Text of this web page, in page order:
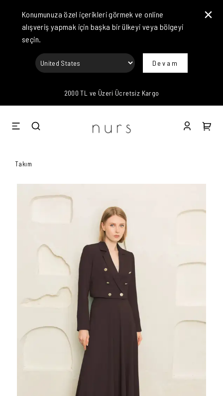
Konumunuza özel içerikleri görmek ve online
alışveriş yapmak için başka bir ülkeyi veya bölgeyi
seçin.
Devam
2000 TL ve Üzeri Ücretsiz Kargo
Takım